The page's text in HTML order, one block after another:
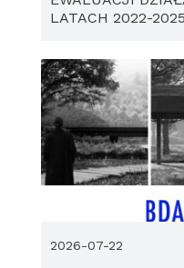
LATACH 2022-2025
2026-07-22